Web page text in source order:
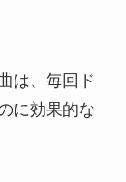
は、毎回ド
に効果的な